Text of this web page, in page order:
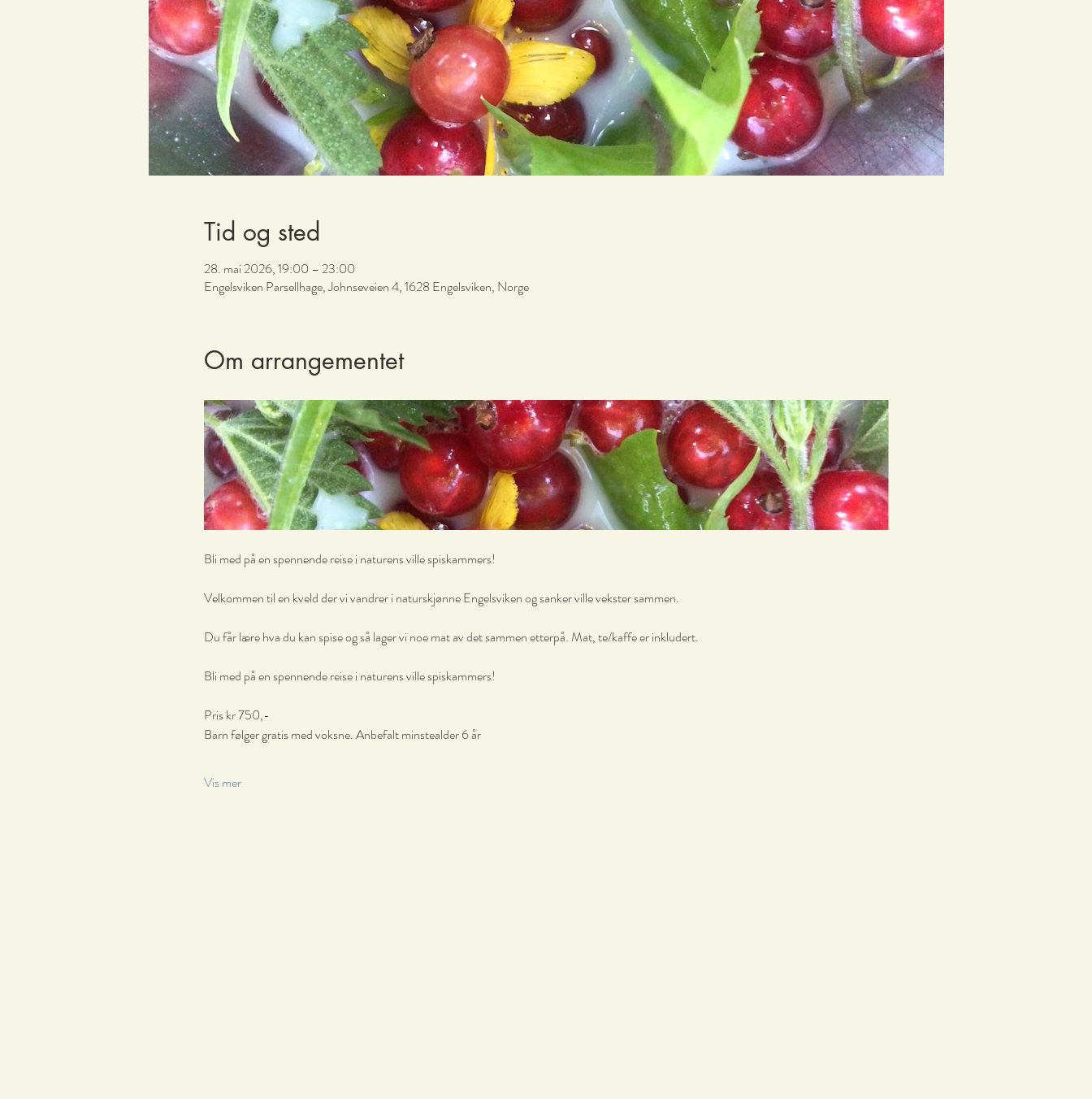
Tid og sted
28. mai 2026, 19:00 – 23:00
Engelsviken Parsellhage, Johnseveien 4, 1628 Engelsviken, Norge
Om arrangementet
Bli med på en spennende reise i naturens ville spiskammers!
Velkommen til en kveld der vi vandrer i naturskjønne Engelsviken og sanker ville vekster sammen.
Du får lære hva du kan spise og så lager vi noe mat av det sammen etterpå. Mat, te/kaffe er inkludert.
Bli med på en spennende reise i naturens ville spiskammers!
Pris kr 750,-
Barn følger gratis med voksne. Anbefalt minstealder 6 år
Vis mer